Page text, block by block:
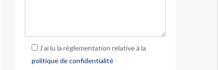
J’ai lu la règlementation relative à la
politique de confidentialité